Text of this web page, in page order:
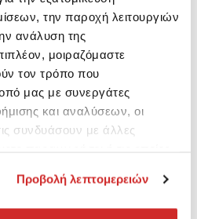
την παροχή λειτουργιών
ανάλυση της
μοιραζόμαστε
τον τρόπο που
μας με συνεργάτες
και αναλύσεων, οι
συνδυάσουν με άλλες
Προβολή λεπτομερειών